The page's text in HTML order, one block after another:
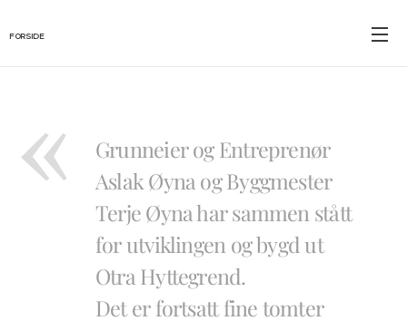
FORSIDE
Grunneier og Entreprenør
Aslak Øyna og Byggmester
Terje Øyna har sammen stått
for utviklingen og bygd ut
Otra Hyttegrend.
Det er fortsatt fine tomter